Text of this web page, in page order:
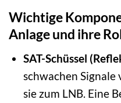
Wichtige
Anlage und ihre
SAT-Schüssel
schwachen
sie zum LNB. Eine